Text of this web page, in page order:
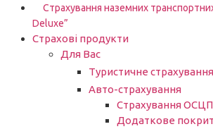
Страхування наземних
Deluxe”
Страхові продукти
Для Вас
Туристичне страхування
Авто-страхування
Страхування
Додаткове